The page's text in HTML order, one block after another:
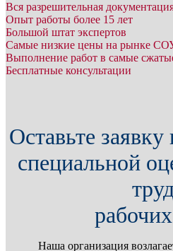
Вся разрешительная
Опыт работы более 15 лет
Большой штат экспертов
Самые низкие цены на рынке
Выполнение работ в самые
Бесплатные консультации
Оставьте
специальной
Наша организация